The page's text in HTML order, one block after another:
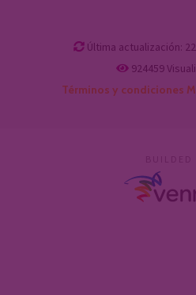
Última actualización:
924459
Términos y condiciones